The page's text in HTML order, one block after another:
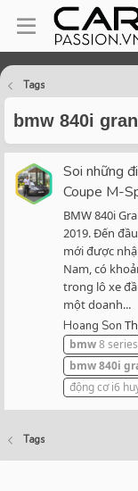
Tags
bmw 840i
Soi những
Coupe M-
BMW 840i
2019. Đến
mới được
Nam, có
trong lô xe
một doanh...
Hoang Son
bmw8 series
bmw840i
động cơ i6
Tags